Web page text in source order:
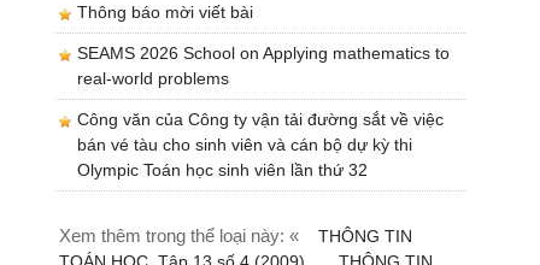
Thông báo mời viết bài
SEAMS 2026 School on Applying mathematics to
real-world problems
Công văn của Công ty vận tải đường sắt về việc
bán vé tàu cho sinh viên và cán bộ dự kỳ thi
Olympic Toán học sinh viên lần thứ 32
Xem thêm trong thể loại này: «
THÔNG TIN
TOÁN HỌC, Tập 13 số 4 (2009)
THÔNG TIN